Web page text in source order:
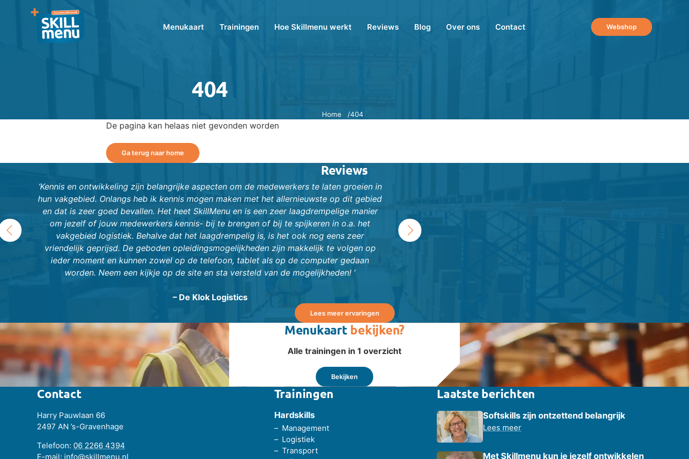
Menukaart Trainingen Hoe Skillmenu werkt Reviews Blog Over ons Contact Webshop
404
Home 404
De pagina kan helaas niet gevonden worden
Ga terug naar home
Reviews
‘Kennis en ontwikkeling zijn belangrijke aspecten om de medewerkers te laten groeien in
hun vakgebied. Onlangs heb ik kennis mogen maken met het allernieuwste op dit gebied
en dat is zeer goed bevallen. Het heet SkillMenu en is een zeer laagdrempelige manier
om jezelf of jouw medewerkers kennis- bij te brengen of bij te spijkeren in o.a. het
vakgebied logistiek. Behalve dat het laagdrempelig is, is het ook nog eens zeer
vriendelijk geprijsd. De geboden opleidingsmogelijkheden zijn makkelijk te volgen op
ieder moment en kunnen zowel op de telefoon, tablet als op de computer gedaan
worden. Neem een kijkje op de site en sta versteld van de mogelijkheden! ’
– De Klok Logistics
combineerden we de micro-trainingen met interne praktijkdagen. Dit zorgde
optimaal resultaat. De positieve uitkomst van de pilot heeft ertoe geleid dat
›
‹
Lees meer ervaringen
Menukaart bekijken?
Alle trainingen in 1 overzicht
Bekijken
Contact
Harry Pauwlaan 66
2497 AN ’s-Gravenhage
Telefoon: 06 2266 4394
E-mail: info@skillmenu.nl
Trainingen
Hardskills
Management
Logistiek
Transport
Laatste berichten
Softskills zijn ontzettend belangrijk
Lees meer
Met Skillmenu kun je jezelf ontwikkelen